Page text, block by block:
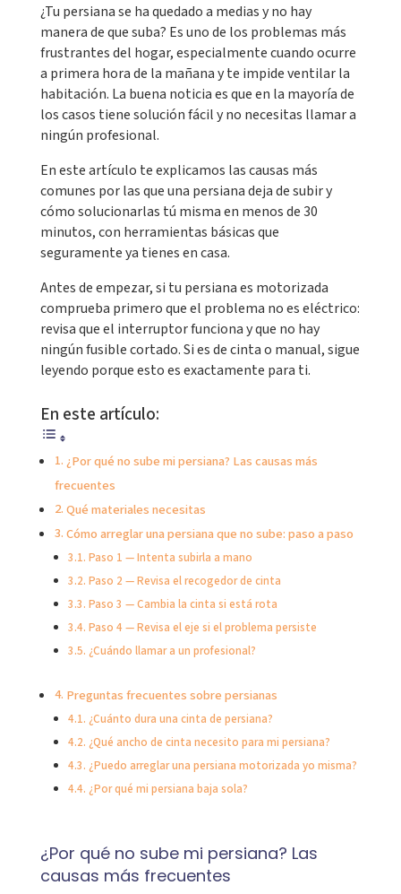
¿Tu persiana se ha quedado a medias y no hay
manera de que suba? Es uno de los problemas más
frustrantes del hogar, especialmente cuando ocurre
a primera hora de la mañana y te impide ventilar la
habitación. La buena noticia es que en la mayoría de
los casos tiene solución fácil y no necesitas llamar a
ningún profesional.
En este artículo te explicamos las causas más
comunes por las que una persiana deja de subir y
cómo solucionarlas tú misma en menos de 30
minutos, con herramientas básicas que
seguramente ya tienes en casa.
Antes de empezar, si tu persiana es motorizada
comprueba primero que el problema no es eléctrico:
revisa que el interruptor funciona y que no hay
ningún fusible cortado. Si es de cinta o manual, sigue
leyendo porque esto es exactamente para ti.
En este artículo:
¿Por qué no sube mi persiana? Las causas más
frecuentes
Qué materiales necesitas
Cómo arreglar una persiana que no sube: paso a paso
Paso 1 — Intenta subirla a mano
Paso 2 — Revisa el recogedor de cinta
Paso 3 — Cambia la cinta si está rota
Paso 4 — Revisa el eje si el problema persiste
¿Cuándo llamar a un profesional?
Preguntas frecuentes sobre persianas
¿Cuánto dura una cinta de persiana?
¿Qué ancho de cinta necesito para mi persiana?
¿Puedo arreglar una persiana motorizada yo misma?
¿Por qué mi persiana baja sola?
¿Por qué no sube mi persiana? Las
causas más frecuentes